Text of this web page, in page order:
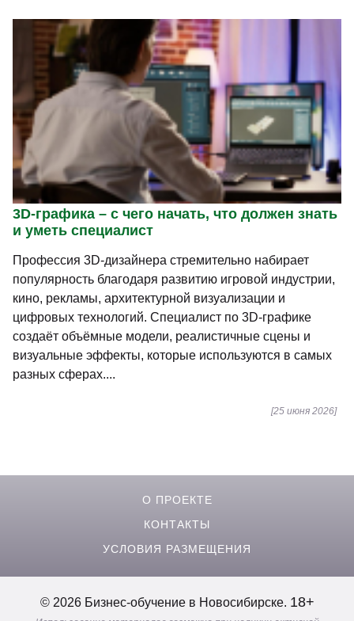
3D-графика – с чего начать, что должен знать
и уметь специалист
Профессия 3D-дизайнера стремительно набирает
популярность благодаря развитию игровой индустрии,
кино, рекламы, архитектурной визуализации и
цифровых технологий. Специалист по 3D-графике
создаёт объёмные модели, реалистичные сцены и
визуальные эффекты, которые используются в самых
разных сферах....
[25 июня 2026]
О ПРОЕКТЕ
КОНТАКТЫ
УСЛОВИЯ РАЗМЕЩЕНИЯ
© 2026 Бизнес-обучение в Новосибирске. 18+